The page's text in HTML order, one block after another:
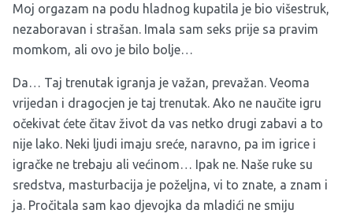
Moj orgazam na podu hladnog kupatila je bio višestruk,
nezaboravan i strašan. Imala sam seks prije sa pravim
momkom, ali ovo je bilo bolje…
Da… Taj trenutak igranja je važan, prevažan. Veoma
vrijedan i dragocjen je taj trenutak. Ako ne naučite igru
očekivat ćete čitav život da vas netko drugi zabavi a to
nije lako. Neki ljudi imaju sreće, naravno, pa im igrice i
igračke ne trebaju ali većinom… Ipak ne. Naše ruke su
sredstva, masturbacija je poželjna, vi to znate, a znam i
ja. Pročitala sam kao djevojka da mladići ne smiju